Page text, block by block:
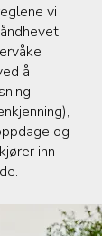
vi
å
og
inn